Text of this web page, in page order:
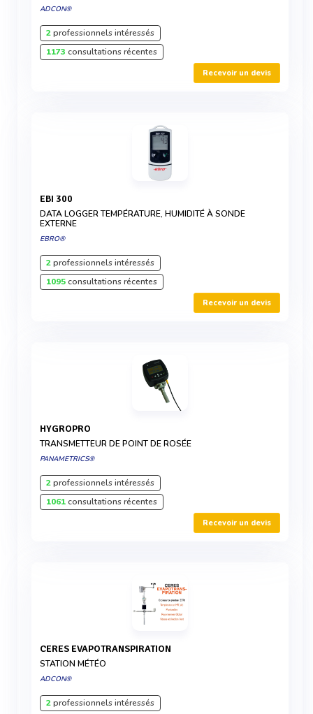
ADCON®
2professionnels intéressés
1173 consultations récentes
Recevoir un devis
EBI 300
DATA LOGGER TEMPÉRATURE, HUMIDITÉ À SONDE
EXTERNE
EBRO®
2professionnels intéressés
1095consultations récentes
Recevoir un devis
HYGROPRO
TRANSMETTEUR DE POINT DE ROSÉE
PANAMETRICS®
2professionnels intéressés
1061consultations récentes
Recevoir un devis
CERES EVAPOTRANSPIRATION
STATION MÉTÉO
ADCON®
2professionnels intéressés